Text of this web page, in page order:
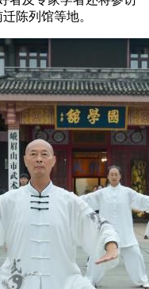
陈列馆等地。